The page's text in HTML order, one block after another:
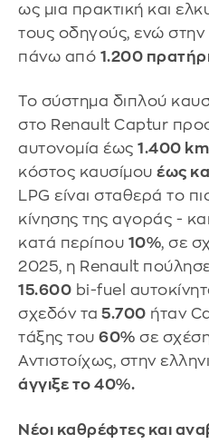
ως μια πρακτική και
τους οδηγούς, ενώ
πάνω από 1.200
Το σύστημα διπλού
στο Renault Captur
αυτονομία έως 1.400
κόστος καυσίμου έως
LPG είναι σταθερά το
κίνησης της αγοράς -
κατά περίπου 10%, σε
2025, η Renault
15.600 bi-fuel
σχεδόν τα 5.700 ήταν
τάξης του 60% σε
Αντιστοίχως, στην
άγγιξε το 40%.
Νέοι καθρέφτες και